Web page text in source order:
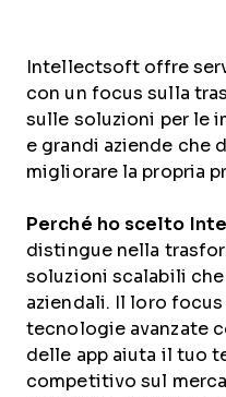
Intellectsoft offre
con un focus sulla
sulle soluzioni per le
e grandi aziende che
migliorare la propria
Perché ho scelto
distingue nella
soluzioni scalabili
aziendali. Il loro
tecnologie avanzate
delle app aiuta il tuo
competitivo sul